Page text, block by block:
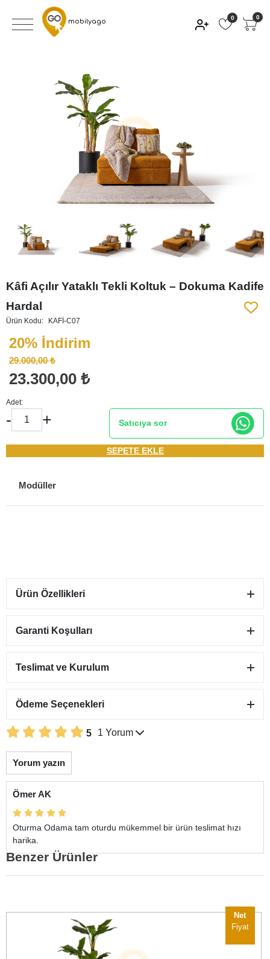
mobilyago 0 0
Kâfi Açılır Yataklı Tekli Koltuk – Dokuma Kadife
Hardal
Ürün Kodu: KAFİ-C07
23.300,00 ₺
29.000,00 ₺
20% İndirim
Adet:
- + Satıcıya sor
SEPETE EKLE
Modüller
Ürün Özellikleri
Garanti Koşulları
Teslimat ve Kurulum
Ödeme Seçenekleri
5 1 Yorum
Yorum yazın
Ömer AK
Oturma Odama tam oturdu mükemmel bir ürün teslimat hızı
harika.
Benzer Ürünler
Net
Fiyat